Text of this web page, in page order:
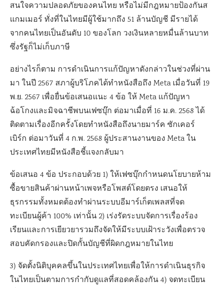
สนใจความปลอดภัยของคนไทย หรือไม่มีกฎหมายป้องกันส
แกมเมอร์ ทั่งที่ในไทยมีผู้ใช้มากถึง 51 ล้านบัญชี มีรายได้
จากคนไทยเป็นอันดับ 10 ของโลก วงเงินหลายหมื่นล้านบาท
ซึ่งรัฐก็ไม่เก็บภาษี
อย่างไรก็ตาม การดำเนินการแก้ปัญหาดังกล่าวในช่วงที่ผ่าน
มา ในปี 2567 สภาผู้บริโภคได้ทำหนังสือถึง Meta เมื่อวันที่ 19
พ.ย. 2567 เพื่อยื่นข้อเสนอแนะ 4 ข้อ ให้ Meta แก้ปัญหา
ฉ้อโกงและมิจฉาชีพบนเฟซบุ๊ก ต่อมาเมื่อที่ 16 ม.ค. 2568 ได้
ติดตามเรื่องอีกครั้งโดยทำหนังสือถึงนายมาร์ค ซักเคอร์
เบิร์ก ต่อมาวันที่ 4 ก.พ. 2568 ผู้ประสานงานของ Meta ใน
ประเทศไทยมีหนังสือชี้แจงกลับมา
ข้อเสนอ 4 ข้อ ประกอบด้วย 1) ให้เฟซบุ๊กกำหนดนโยบายห้าม
ซื้อขายสินค้าผ่านหน้าเพจหรือโพสต์โดยตรง เสนอให้
ธุรกรรมทั้งหมดต้องทำผ่านระบบอีมาร์เก็ตเพลสที่จด
ทะเบียนผู้ค้า 100% เท่านั้น 2) เร่งรัดระบบจัดการเรื่องร้อง
เรียนและการเยียวยารวมถึงจัดให้มีระบบเฝ้าระวังเพื่อตรวจ
สอบคัดกรองและปิดกั้นบัญชีที่ผิดกฎหมายในไทย
3) จัดตั้งนิติบุคคลขึ้นในประเทศไทยเพื่อให้การดำเนินธุรกิจ
ในไทยเป็นตามการกำกับดูแลที่สอดคล้องกัน 4) จดทะเบียน